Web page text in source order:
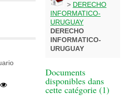
> DERECHO
INFORMATICO-
URUGUAY
DERECHO
INFORMATICO-
URUGUAY
Documents
disponibles dans
cette catégorie (1)